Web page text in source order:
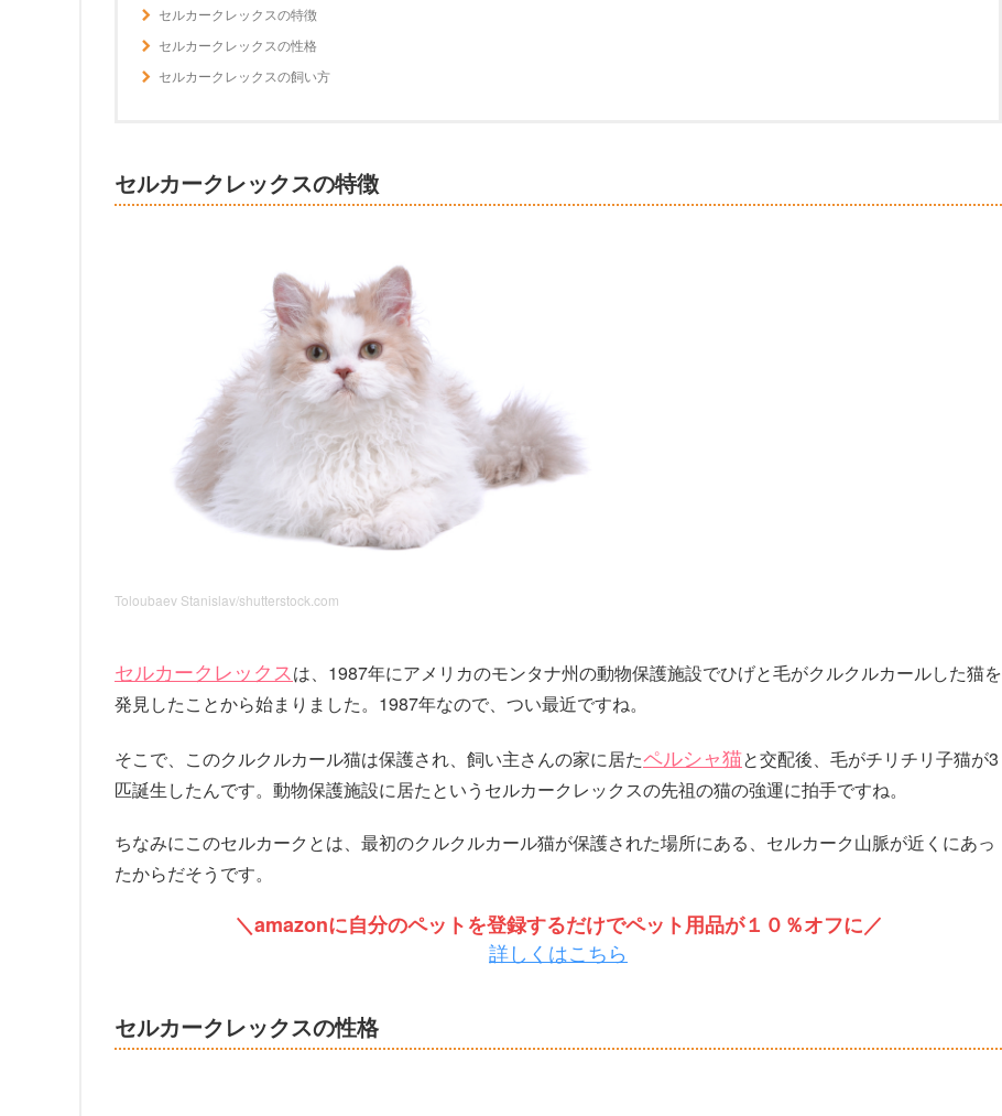
セルカークレックスの特徴
セルカークレックスの性格
セルカークレックスの飼い方
セルカークレックスの特徴
Toloubaev Stanislav/shutterstock.com
セルカークレックスは、1987年にアメリカのモンタナ州の動物保護施設でひげと毛がクルクルカールした猫を
発見したことから始まりました。1987年なので、つい最近ですね。
そこで、このクルクルカール猫は保護され、飼い主さんの家に居たペルシャ猫と交配後、毛がチリチリ子猫が3
匹誕生したんです。動物保護施設に居たというセルカークレックスの先祖の猫の強運に拍手ですね。
ちなみにこのセルカークとは、最初のクルクルカール猫が保護された場所にある、セルカーク山脈が近くにあっ
たからだそうです。
＼amazonに自分のペットを登録するだけでペット用品が１０％オフに／
詳しくはこちら
セルカークレックスの性格